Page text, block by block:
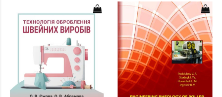
Сільське
Інші книги